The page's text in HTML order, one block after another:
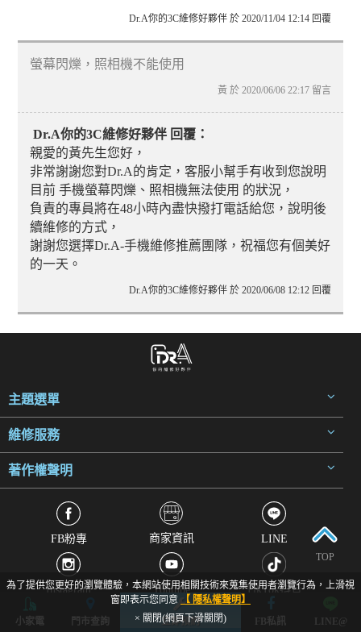
Dr.A你的3C維修好夥伴 於 2020/11/04 12:14 回覆
螢幕閃爍，照相機不能使用
黃 於 2020/06/06 22:17 留言
Dr.A你的3C維修好夥伴 回覆：
親愛的黃先生您好，
非常謝謝您對Dr.A的肯定，客服小幫手有收到您說明
目前 手機螢幕閃爍、照相機無法使用 的狀況，
負責的專員將在48小時內盡快撥打電話給您，說明後
續維修的方式，
謝謝您選擇Dr.A-手機維修推薦團隊，祝福您有個美好
的一天。
Dr.A你的3C維修好夥伴 於 2020/06/08 12:12 回覆
主題選單
維修服務
著作權聲明
FB粉專 商家資訊 LINE
Instagram Youtube TikTok抖音
小家電 門市查詢 立即預約 FB私訊 LINE@
為了提供您更好的瀏覽體驗，本網站使用相關技術來蒐集使用者瀏覽行為，上滑視
窗即表示您同意 【 隱私權聲明】
× 關閉(網頁下滑關閉)
TOP